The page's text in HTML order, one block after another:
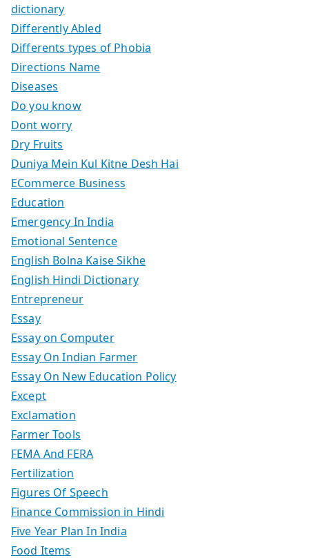
dictionary
Differently Abled
Differents types of Phobia
Directions Name
Diseases
Do you know
Dont worry
Dry Fruits
Duniya Mein Kul Kitne Desh Hai
ECommerce Business
Education
Emergency In India
Emotional Sentence
English Bolna Kaise Sikhe
English Hindi Dictionary
Entrepreneur
Essay
Essay on Computer
Essay On Indian Farmer
Essay On New Education Policy
Except
Exclamation
Farmer Tools
FEMA And FERA
Fertilization
Figures Of Speech
Finance Commission in Hindi
Five Year Plan In India
Food Items